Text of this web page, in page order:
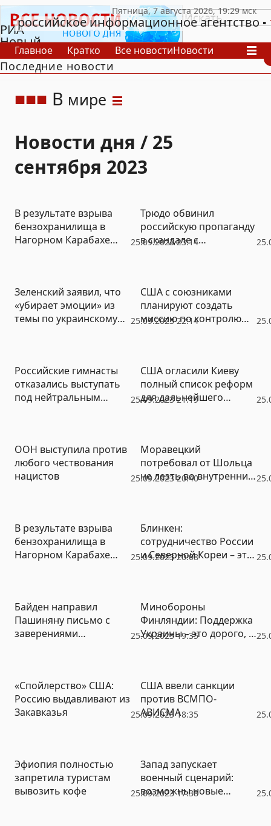
РИА
Новый
День
российское информационное агентство
Главное Кратко Все новостиНовости
В России
В мире
Последние новости
В мире
Новости дня / 25
сентября 2023
25.09.2023 23:14
В результате взрыва
бензохранилища в
Нагорном Карабахе
Трюдо обвинил
российскую пропаганду
в скандале с
25.09.2023 22:14
Зеленский заявил, что
«убирает эмоции» из
темы по украинскому
США с союзниками
планируют создать
миссию по контролю
25.09.2023 21:19
Российские гимнасты
отказались выступать
под нейтральным
США огласили Киеву
полный список реформ
для дальнейшего
25.09.2023 20:40
ООН выступила против
любого чествования
нацистов
Моравецкий
потребовал от Шольца
не лезть во внутренние
25.09.2023 20:08
В результате взрыва
бензохранилища в
Нагорном Карабахе
Блинкен:
сотрудничество России
и Северной Кореи – это
опасной»
25.09.2023 19:35
Байден направил
Пашиняну письмо с
заверениями
Минобороны
Финляндии: Поддержка
Украины – это дорого, и
25.09.2023 18:35
«Спойлерство» США:
Россию выдавливают из
Закавказья
США ввели санкции
против ВСМПО-
АВИСМА
25.09.2023 17:38
Эфиопия полностью
запретила туристам
вывозить кофе
Запад запускает
военный сценарий:
возможны новые